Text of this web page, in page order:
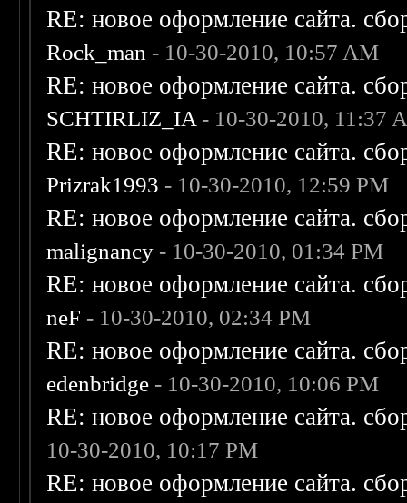
RE: новое оформление сайта.
Rock_man - 10-30-2010, 10:57 AM
RE: новое оформление сайта.
SCHTIRLIZ_IA - 10-30-2010, 11:37
RE: новое оформление сайта.
Prizrak1993 - 10-30-2010, 12:59 PM
RE: новое оформление сайта.
malignancy - 10-30-2010, 01:34 PM
RE: новое оформление сайта.
neF - 10-30-2010, 02:34 PM
RE: новое оформление сайта.
edenbridge - 10-30-2010, 10:06 PM
RE: новое оформление сайта.
10-30-2010, 10:17 PM
RE: новое оформление сайта.